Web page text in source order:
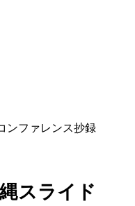
ンファレンス抄録
スライド